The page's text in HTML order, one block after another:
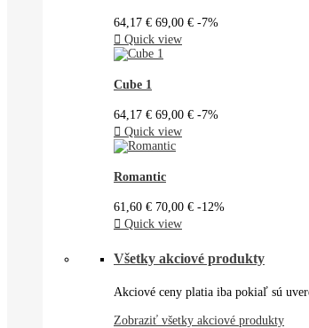
64,17 € 69,00 € -7%
 Quick view
Cube 1
64,17 € 69,00 € -7%
 Quick view
Romantic
61,60 € 70,00 € -12%
 Quick view
Všetky akciové produkty
Akciové ceny platia iba pokiaľ sú
Zobraziť všetky akciové produkty